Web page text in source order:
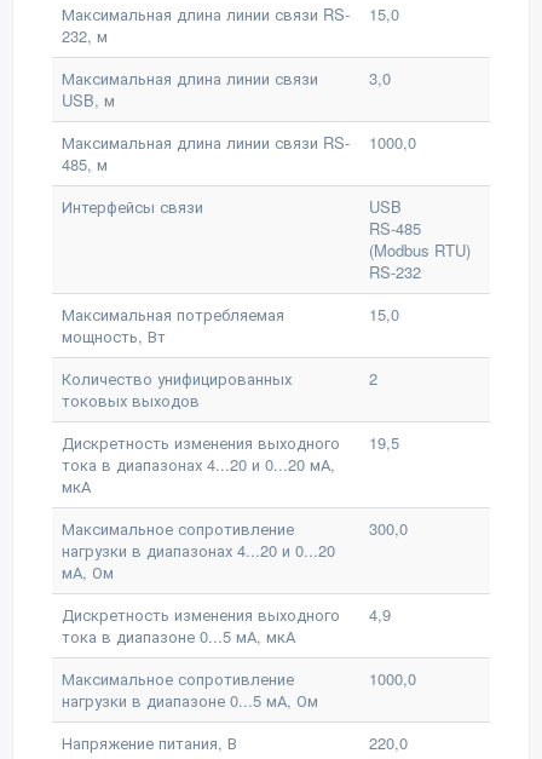
Максимальная длина линии связи RS-
232, м
15,0
Максимальная длина линии связи
USB, м
3,0
Максимальная длина линии связи RS-
485, м
1000,0
Интерфейсы связи
USB
RS-485
(Modbus RTU)
RS-232
Максимальная потребляемая
мощность, Вт
15,0
Количество унифицированных
токовых выходов
2
Дискретность изменения выходного
тока в диапазонах 4...20 и 0...20 мА,
мкА
19,5
Максимальное сопротивление
нагрузки в диапазонах 4...20 и 0...20
мА, Ом
300,0
Дискретность изменения выходного
тока в диапазоне 0...5 мА, мкА
4,9
Максимальное сопротивление
нагрузки в диапазоне 0...5 мА, Ом
1000,0
Напряжение питания, В 220,0